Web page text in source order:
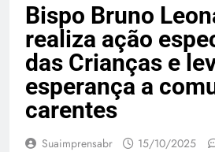
Bispo Bruno
realiza ação
das Crianças e
esperança a
carentes
Suaimprensabr 15/10/2025